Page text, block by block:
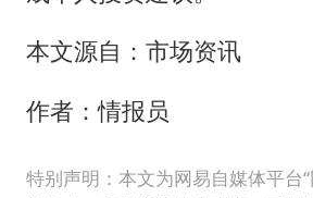
本文源自：市场资讯
作者：情报员
特别声明：本文为网易自媒体平台